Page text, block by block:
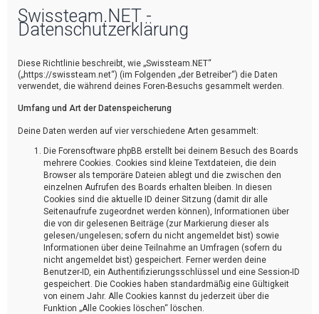
Swissteam.NET -
Datenschutzerklärung
Diese Richtlinie beschreibt, wie „Swissteam.NET“
(„https://swissteam.net“) (im Folgenden „der Betreiber“) die Daten
verwendet, die während deines Foren-Besuchs gesammelt werden.
Umfang und Art der Datenspeicherung
Deine Daten werden auf vier verschiedene Arten gesammelt:
Die Forensoftware phpBB erstellt bei deinem Besuch des Boards
mehrere Cookies. Cookies sind kleine Textdateien, die dein
Browser als temporäre Dateien ablegt und die zwischen den
einzelnen Aufrufen des Boards erhalten bleiben. In diesen
Cookies sind die aktuelle ID deiner Sitzung (damit dir alle
Seitenaufrufe zugeordnet werden können), Informationen über
die von dir gelesenen Beiträge (zur Markierung dieser als
gelesen/ungelesen; sofern du nicht angemeldet bist) sowie
Informationen über deine Teilnahme an Umfragen (sofern du
nicht angemeldet bist) gespeichert. Ferner werden deine
Benutzer-ID, ein Authentifizierungsschlüssel und eine Session-ID
gespeichert. Die Cookies haben standardmäßig eine Gültigkeit
von einem Jahr. Alle Cookies kannst du jederzeit über die
Funktion „Alle Cookies löschen“ löschen.